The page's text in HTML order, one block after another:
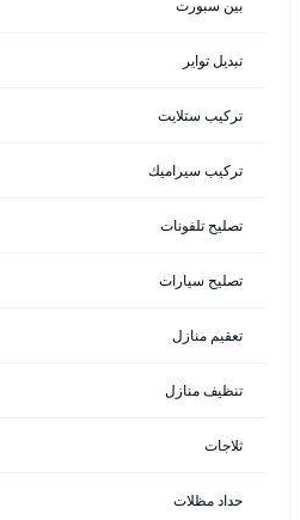
بين سبورت
تبديل تواير
تركيب ستلايت
تركيب سيراميك
تصليح تلفونات
تصليح سيارات
تعقيم منازل
تنظيف منازل
ثلاجات
حداد مظلات